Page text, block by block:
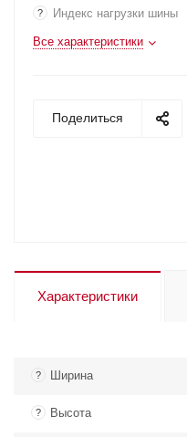
? Индекс нагрузки шины
Все характеристики
Поделиться
Характеристики
? Ширина
? Высота